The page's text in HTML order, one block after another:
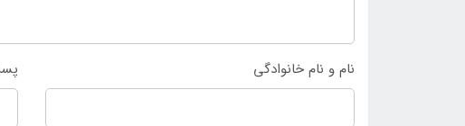
نام و نام خانوادگی